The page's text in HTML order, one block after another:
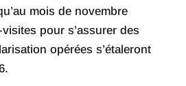
mois de novembre
pour s’assurer des
opérées s’étaleront